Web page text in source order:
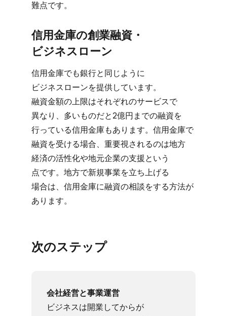
難点です。
信用金庫の​創業融資・
ビジネスローン
信用金庫でも​銀行と​同じように​
ビジネスローンを​提供しています。​
融資金額の​上限は​それぞれの​サービスで​
異なり、​多い​ものだと​2億円までの​融資を​
行っている​信用金庫も​あります。​信用金庫で​
融資を​受ける​場合、​重要視されるのは​地方​
経済の​活性化や​地元企業の​支援と​いう​
点です。​地方で​新規事業を​立ち上げる​
場合は、​信用金庫に​融資の​相談を​する​方​法が​
あります。
次の​ステップ
会社経営と​事業運営
ビジネスは​開業してからが​